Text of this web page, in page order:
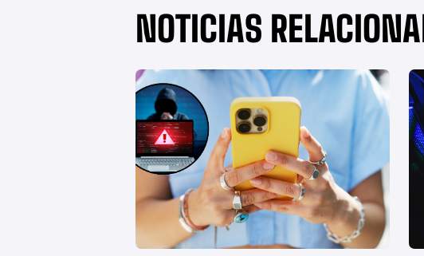
NOTICIAS